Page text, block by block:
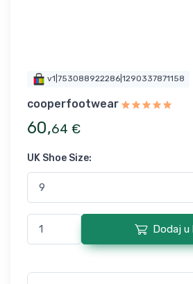
v1|753088922286|1290337871158
cooperfootwear
60,64 €
UK Shoe Size:
Dodaj u